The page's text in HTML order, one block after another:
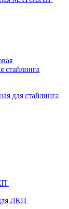
стайлинга
для стайлинга
ЛКП